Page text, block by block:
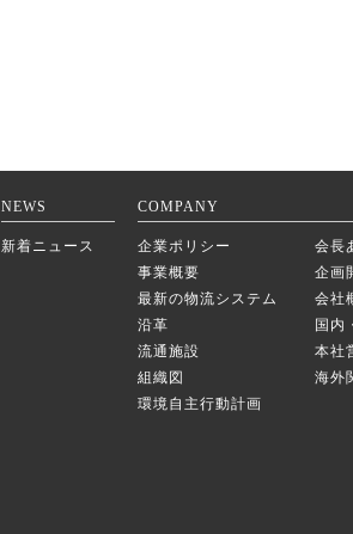
NEWS
新着ニュース
COMPANY
企業ポリシー
会長
事業概要
企画
最新の物流システム
会社
沿革
国内
流通施設
本社
組織図
海外
環境自主行動計画